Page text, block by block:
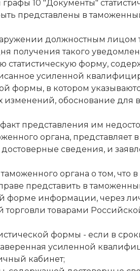
10 "Документы"
представлены в
должностным лицом
получения такого
статистическую форму,
усиленной
формы, в котором
изменений, обоснование
представления им
органа,
сведения, и
органа о том, что
представить в
форме информации, через
товарами
формы - если в
усиленной
кабинет;